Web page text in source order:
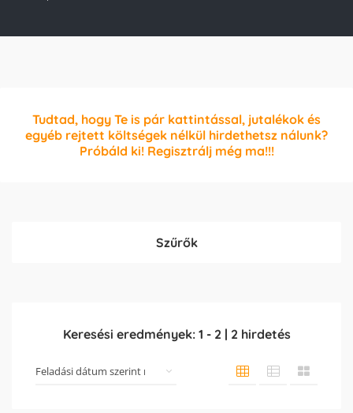
Tudtad, hogy Te is pár kattintással, jutalékok és
egyéb rejtett költségek nélkül hirdethetsz nálunk?
Próbáld ki! Regisztrálj még ma!!!
Szűrők
Keresési eredmények: 1 - 2 | 2 hirdetés